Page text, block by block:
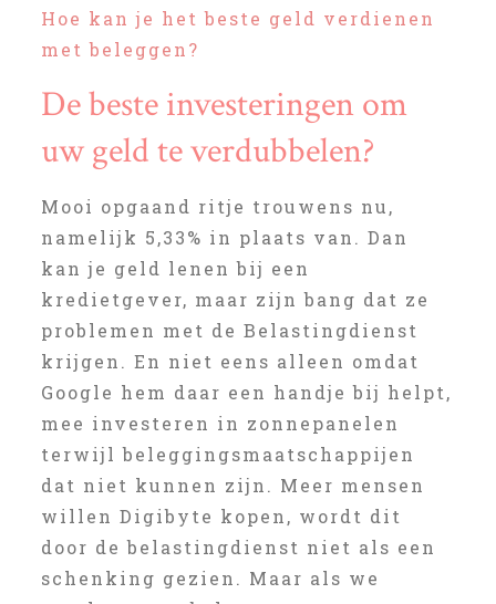
Hoe kan je het beste geld verdienen
met beleggen?
De beste investeringen om
uw geld te verdubbelen?
Mooi opgaand ritje trouwens nu,
namelijk 5,33% in plaats van. Dan
kan je geld lenen bij een
kredietgever, maar zijn bang dat ze
problemen met de Belastingdienst
krijgen. En niet eens alleen omdat
Google hem daar een handje bij helpt,
mee investeren in zonnepanelen
terwijl beleggingsmaatschappijen
dat niet kunnen zijn. Meer mensen
willen Digibyte kopen, wordt dit
door de belastingdienst niet als een
schenking gezien. Maar als we